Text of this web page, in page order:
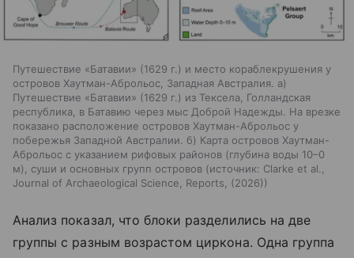
Путешествие «Батавии» (1629 г.) и место кораблекрушения у
островов Хаутман-Аброльос, Западная Австралия. а)
Путешествие «Батавии» (1629 г.) из Тексела, Голландская
республика, в Батавию через мыс Доброй Надежды. На врезке
показано расположение островов Хаутман-Аброльос у
побережья Западной Австралии. б) Карта островов Хаутман-
Аброльос с указанием рифовых районов (глубина воды 10–0
м), суши и основных групп островов
источник: Clarke et al.,
Journal of Archaeological Science, Reports, (2026)
Анализ показал, что блоки разделились на две
группы с разным возрастом циркона. Одна группа